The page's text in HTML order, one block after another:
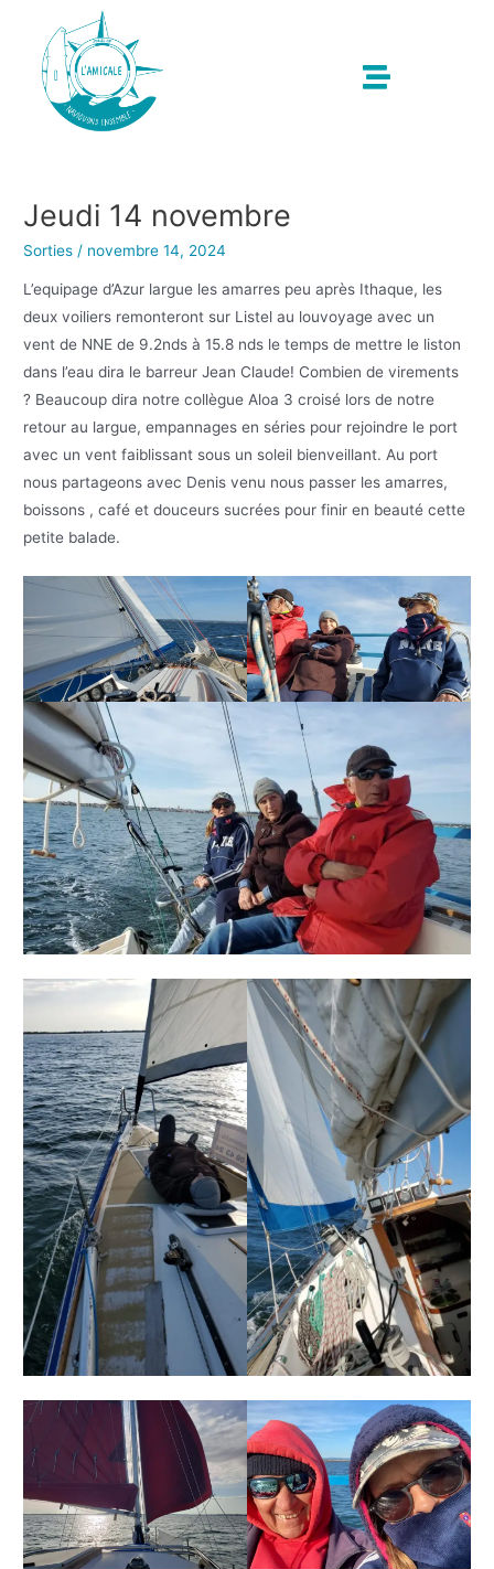
Jeudi 14 novembre
Sorties / novembre 14, 2024
L’equipage d’Azur largue les amarres peu après Ithaque, les
deux voiliers remonteront sur Listel au louvoyage avec un
vent de NNE de 9.2nds à 15.8 nds le temps de mettre le liston
dans l’eau dira le barreur Jean Claude! Combien de virements
? Beaucoup dira notre collègue Aloa 3 croisé lors de notre
retour au largue, empannages en séries pour rejoindre le port
avec un vent faiblissant sous un soleil bienveillant. Au port
nous partageons avec Denis venu nous passer les amarres,
boissons , café et douceurs sucrées pour finir en beauté cette
petite balade.